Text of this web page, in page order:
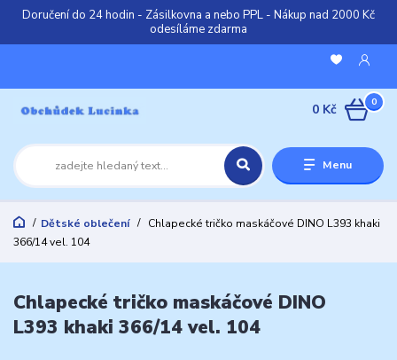
Doručení do 24 hodin - Zásilkovna a nebo PPL - Nákup nad 2000 Kč
odesíláme zdarma
Menu
0
0 Kč
Dětské oblečení
Chlapecké tričko maskáčové DINO L393 khaki
366/14 vel. 104
Chlapecké tričko maskáčové DINO
L393 khaki 366/14 vel. 104